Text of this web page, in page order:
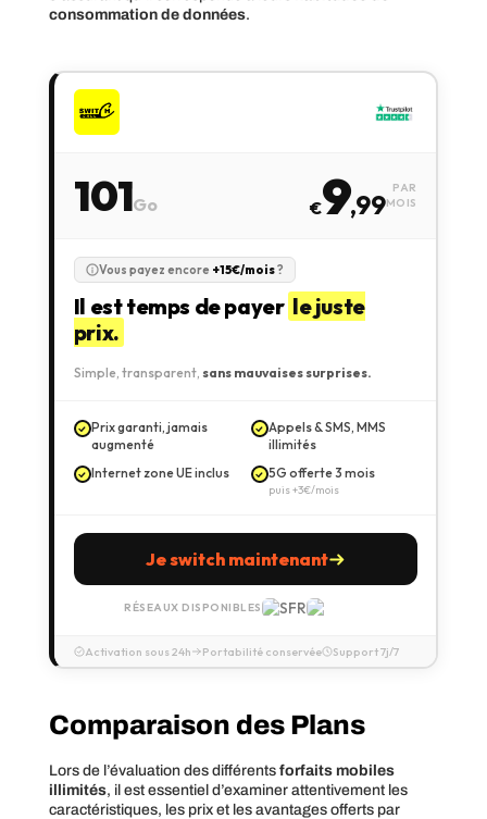
consommation de données.
101Go €9,99
PAR
MOIS
Vous payez encore +15€/mois?
Il est temps de payer le juste
prix.
Simple, transparent, sans mauvaises surprises.
Prix garanti, jamais
augmenté
Appels & SMS, MMS
illimités
Internet zone UE inclus
5G offerte 3 mois
puis +3€/mois
Je switch maintenant
RÉSEAUX DISPONIBLES
Activation sous 24h Portabilité conservée Support 7j/7
Comparaison des Plans
Lors de l’évaluation des différents forfaits mobiles
illimités, il est essentiel d’examiner attentivement les
caractéristiques, les prix et les avantages offerts par